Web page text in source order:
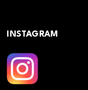
INSTAGRAM